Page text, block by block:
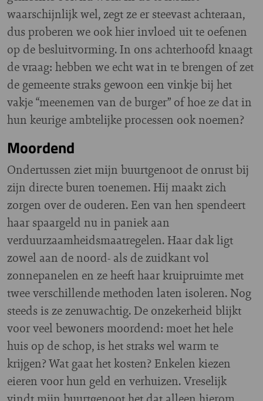
waarschijnlijk wel, zegt ze er steevast achteraan,
dus proberen we ook hier invloed uit te oefenen
op de besluitvorming. In ons achterhoofd knaagt
de vraag: hebben we echt wat in te brengen of zet
de gemeente straks gewoon een vinkje bij het
vakje “meenemen van de burger” of hoe ze dat in
hun keurige ambtelijke processen ook noemen?
Moordend
Ondertussen ziet mijn buurtgenoot de onrust bij
zijn directe buren toenemen. Hij maakt zich
zorgen over de ouderen. Een van hen spendeert
haar spaargeld nu in paniek aan
verduurzaamheidsmaatregelen. Haar dak ligt
zowel aan de noord- als de zuidkant vol
zonnepanelen en ze heeft haar kruipruimte met
twee verschillende methoden laten isoleren. Nog
steeds is ze zenuwachtig. De onzekerheid blijkt
voor veel bewoners moordend: moet het hele
huis op de schop, is het straks wel warm te
krijgen? Wat gaat het kosten? Enkelen kiezen
eieren voor hun geld en verhuizen. Vreselijk